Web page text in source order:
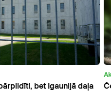
Četrus vīriešus sauks